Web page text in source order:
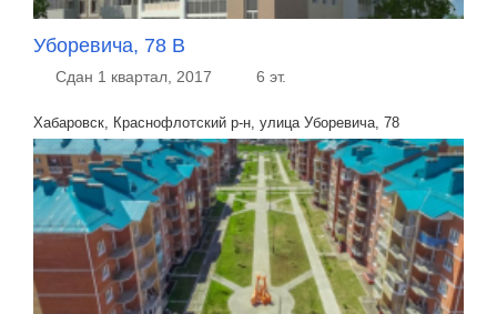
Уборевича, 78 В
Сдан 1 квартал, 2017 6 эт.
Хабаровск, Краснофлотский р-н, улица Уборевича, 78